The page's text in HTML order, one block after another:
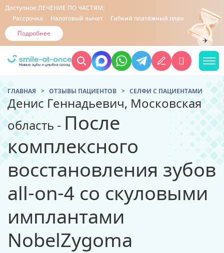
Доступное ЛЕЧЕНИЕ ПО ЧАСТЯМ:
Рассрочка
Налоговый вычет Гибкий платёжный план
Подробнее
ГЛАВНАЯ ОТЗЫВЫ ПАЦИЕНТОВ CЕЛФИ С ПАЦИЕНТАМИ
Денис Геннадьевич, Московская
область - После
комплексного
восстановления зубов
all-on-4 со скуловыми
имплантами
NobelZygoma